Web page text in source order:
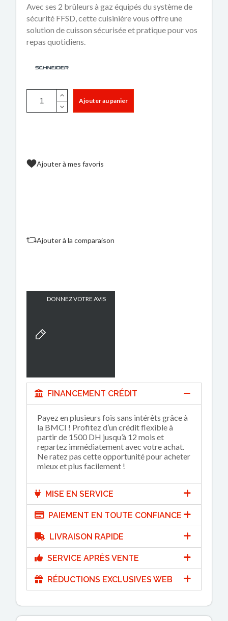
Avec ses 2 brûleurs à gaz équipés du système de
sécurité FFSD, cette cuisinière vous offre une
solution de cuisson sécurisée et pratique pour vos
repas quotidiens.
Ajouter au panier
Ajouter à mes favoris
Ajouter à la comparaison
DONNEZ VOTRE AVIS
FINANCEMENT CRÉDIT
Payez en plusieurs fois sans intérêts grâce à
la BMCI ! Profitez d’un crédit flexible à
partir de 1500 DH jusqu’à 12 mois et
repartez immédiatement avec votre achat.
Ne ratez pas cette opportunité pour acheter
mieux et plus facilement !
MISE EN SERVICE
PAIEMENT EN TOUTE CONFIANCE
LIVRAISON RAPIDE
SERVICE APRÈS VENTE
RÉDUCTIONS EXCLUSIVES WEB